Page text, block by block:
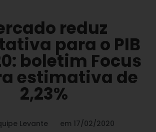
reduz
para o PIB
boletim Focus
estimativa de
2,23%
Levante em 17/02/2020